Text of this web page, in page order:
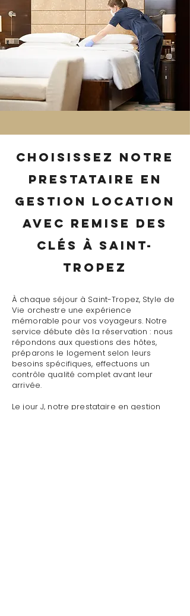
Choisissez notre
prestataire en
gestion location
avec remise des
clés à Saint-
Tropez
À chaque séjour à Saint-Tropez, Style de
Vie orchestre une expérience
mémorable pour vos voyageurs. Notre
service débute dès la réservation : nous
répondons aux questions des hôtes,
préparons le logement selon leurs
besoins spécifiques, effectuons un
contrôle qualité complet avant leur
arrivée.
Le jour J, notre prestataire en gestion